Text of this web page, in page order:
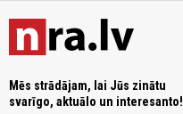
Mēs strādājam, lai Jūs zinātu
svarīgo, aktuālo un interesanto!